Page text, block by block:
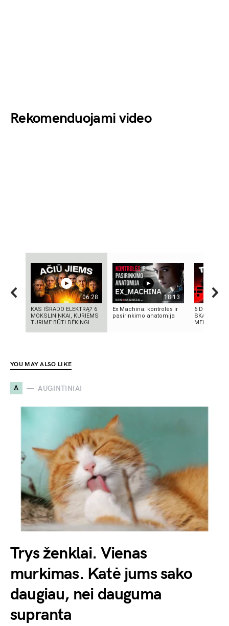
Rekomenduojami video
06:28
KAS IŠRADO ELEKTRĄ? 6
MOKSLININKAI, KURIEMS
TURIME BŪTI DĖKINGI
18:13
Ex Machina: kontrolės ir
pasirinkimo anatomija
6 DIDŽIAUSI
SKANDALAI:
MELAI IR
YOU MAY ALSO LIKE
A AUGINTINIAI
Trys ženklai. Vienas
murkimas. Katė jums sako
daugiau, nei dauguma
supranta